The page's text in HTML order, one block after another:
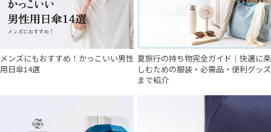
在庫表示
メンズにもおすすめ！かっこいい男性
用日傘14選
夏旅行の持ち物完全ガイド｜快適に楽
しむための服装・必需品・便利グッズ
まで紹介